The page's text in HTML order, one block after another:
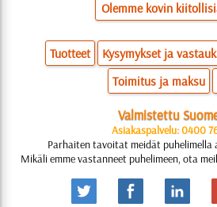
Olemme kovin
Tuotteet Kysymykset ja
Toimitus ja maksu
Valmistettu
Asiakaspalvelu: 0400
Parhaiten tavoitat meidät puhelimella
Mikäli emme vastanneet puhelimeen, ota